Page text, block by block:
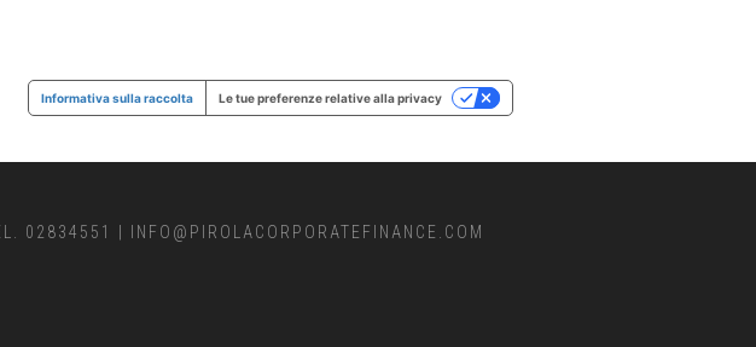
02834551 INFO@PIROLACORPORATEFINANCE.COM
Informativa sulla raccolta Le tue preferenze relative alla privacy